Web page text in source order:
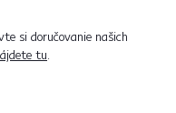
si doručovanie našich
tu.